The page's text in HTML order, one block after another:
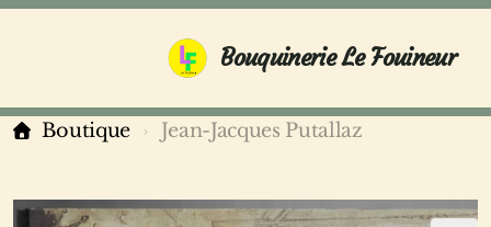
Bouquinerie Le Fouineur
Boutique Jean-Jacques Putallaz